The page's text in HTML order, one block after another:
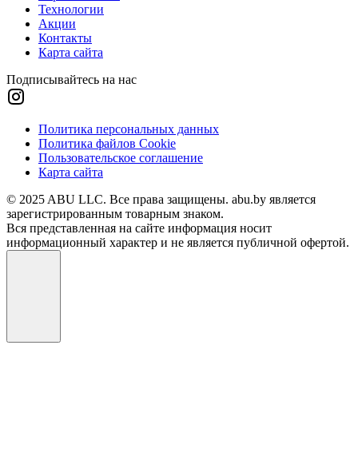
Технологии
Акции
Контакты
Карта сайта
Подписывайтесь на нас
Политика персональных данных
Политика файлов Cookie
Пользовательское соглашение
Карта сайта
© 2025 ABU LLC. Все права защищены. abu.by является
зарегистрированным товарным знаком.
Вся представленная на сайте информация носит
информационный характер и не является публичной офертой.